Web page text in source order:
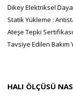
Dikey Elektriksel
Statik Yükleme :
Ateşe Tepki
Tavsiye Edilen Bakım
HALI ÖLÇÜSÜ